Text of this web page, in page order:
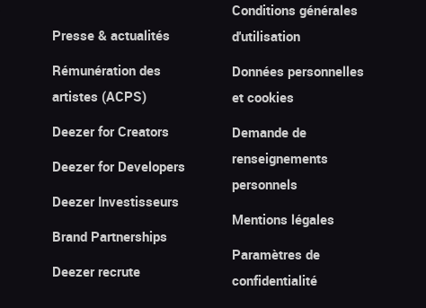
Presse & actualités
Rémunération des
artistes (ACPS)
Deezer for Creators
Deezer for Developers
Deezer Investisseurs
Brand Partnerships
Deezer recrute
Conditions générales
d'utilisation
Données personnelles
et cookies
Demande de
renseignements
personnels
Mentions légales
Paramètres de
confidentialité